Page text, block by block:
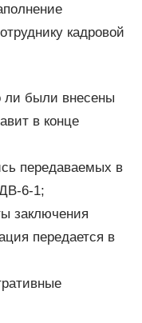
кадровой
ли были внесены
в конце
передаваемых в
6-1;
заключения
передается в